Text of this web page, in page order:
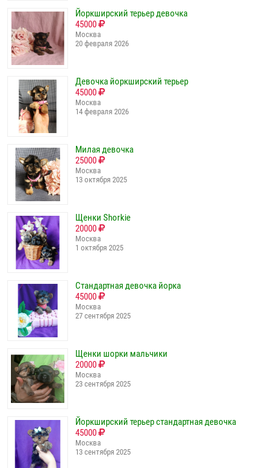
Йоркширский терьер девочка
45000
Москва
20 февраля 2026
Девочка йоркширский терьер
45000
Москва
14 февраля 2026
Милая девочка
25000
Москва
13 октября 2025
Щенки Shorkie
20000
Москва
1 октября 2025
Стандартная девочка йорка
45000
Москва
27 сентября 2025
Щенки шорки мальчики
20000
Москва
23 сентября 2025
Йоркширский терьер стандартная девочка
45000
Москва
13 сентября 2025